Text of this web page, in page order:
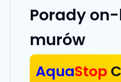
Porady
murów
AquaStop